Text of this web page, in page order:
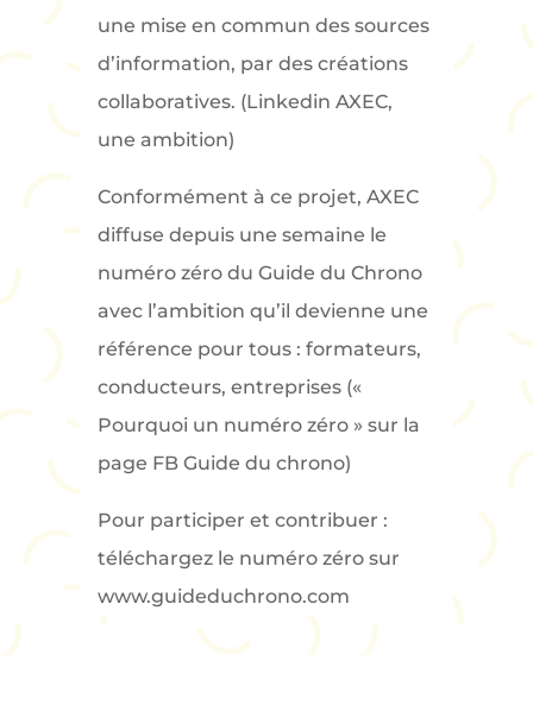
une mise en commun des sources
d’information, par des créations
collaboratives. (Linkedin AXEC,
une ambition)
Conformément à ce projet, AXEC
diffuse depuis une semaine le
numéro zéro du Guide du Chrono
avec l’ambition qu’il devienne une
référence pour tous : formateurs,
conducteurs, entreprises («
Pourquoi un numéro zéro » sur la
page FB Guide du chrono)
Pour participer et contribuer :
téléchargez le numéro zéro sur
www.guideduchrono.com